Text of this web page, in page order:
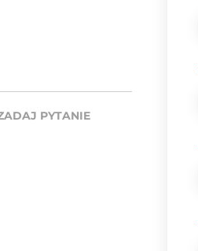
PYTANIE